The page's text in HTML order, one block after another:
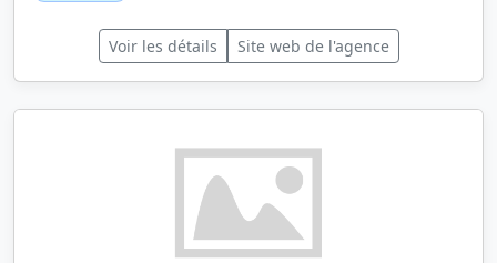
Voir les détails Site web de l'agence